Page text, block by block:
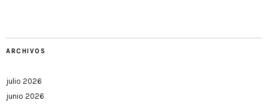
ARCHIVOS
julio 2026
junio 2026